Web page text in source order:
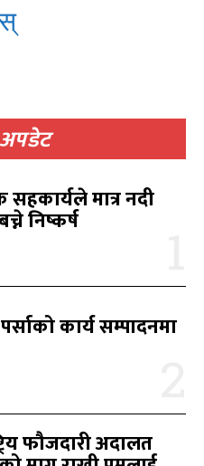
सुन्नुहोस
सुन्नुहोस
खबर टिभी
सुन्नुहोस
सुन्नुहोस
खबर टिभी
मात्र नदी
निष्कर्ष
कार्य सम्पादनमा
फौजदारी अदालत